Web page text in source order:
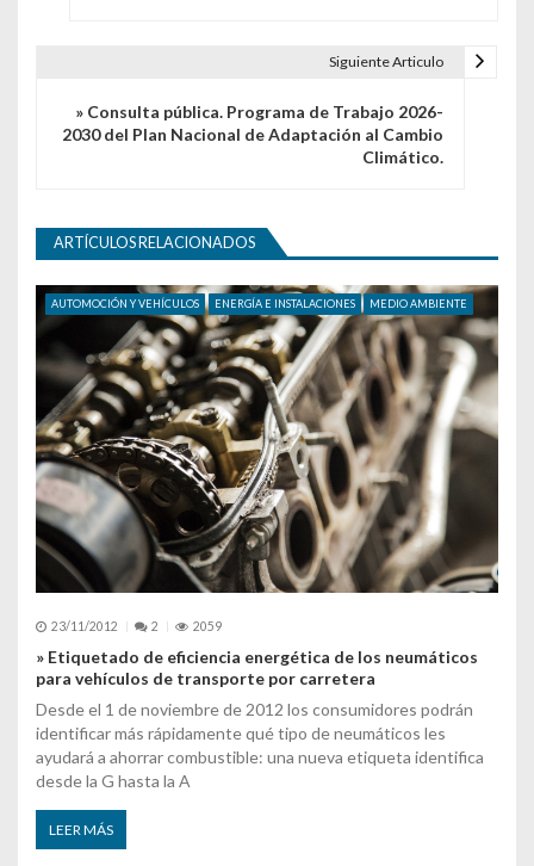
Siguiente Articulo
» Consulta pública. Programa de Trabajo 2026-
2030 del Plan Nacional de Adaptación al Cambio
Climático.
ARTÍCULOS RELACIONADOS
AUTOMOCIÓN Y VEHÍCULOS ENERGÍA E INSTALACIONES MEDIO AMBIENTE
23/11/2012 2 2059
» Etiquetado de eficiencia energética de los neumáticos
para vehículos de transporte por carretera
Desde el 1 de noviembre de 2012 los consumidores podrán
identificar más rápidamente qué tipo de neumáticos les
ayudará a ahorrar combustible: una nueva etiqueta identifica
desde la G hasta la A
LEER MÁS